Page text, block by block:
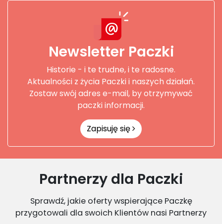
Newsletter Paczki
Historie - i te trudne, i te radosne.
Aktualności z życia Paczki i naszych działań.
Zostaw swój adres e-mail, by otrzymywać
paczki informacji.
Zapisuję się
Partnerzy dla Paczki
Sprawdź, jakie oferty wspierające Paczkę
przygotowali dla swoich Klientów nasi Partnerzy